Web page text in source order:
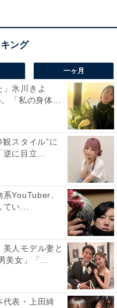
一ヶ月
」氷川きよ
。「私の身体...
観スタイル”に
逆に目立...
YouTuber、
てい...
人モデル妻と
美女」「...
代表・上田綺